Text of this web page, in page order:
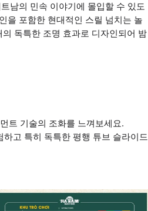
남의 민속 이야기에 몰입할 수 있도
을 포함한 현대적인 스릴 넘치는 놀
독특한 조명 효과로 디자인되어 밤
트 기술의 조화를 느껴보세요.
고 특히 독특한 평행 튜브 슬라이드